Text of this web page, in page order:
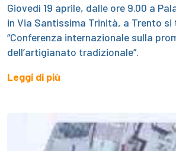
Giovedì 19 aprile, dalle ore 9.00 a
in Via Santissima Trinità, a Trento si
“Conferenza internazionale sulla
dell’artigianato tradizionale”.
Leggi di più